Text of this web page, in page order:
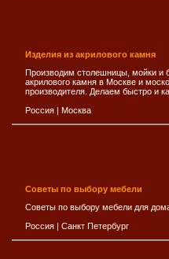
Изделия из акрилового камня
Производим столешницы, мойки и
акрилового камня в Москве и
производителя. Делаем быстро и
Россия
Москва
Советы по выбору мебели
Советы по выбору мебели для
Россия
Санкт Петербург